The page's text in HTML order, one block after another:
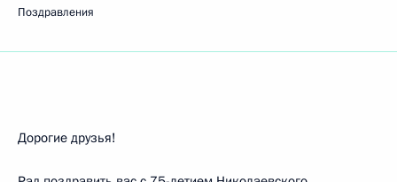
Поздравления
Дорогие друзья!